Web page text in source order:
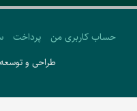
حساب کاربری من پرداخت
طراحی و توسعه: